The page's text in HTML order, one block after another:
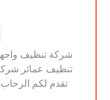
تنظيف عمائر
تقدم لكم